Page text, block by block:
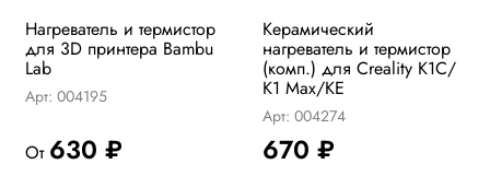
Нагреватель и термистор
для 3D принтера Bambu
Lab
Арт: 004195
От 630 ₽
Керамический
нагреватель и термистор
(комп.) для Creality K1C/
K1 Max/KE
Арт: 004274
670 ₽